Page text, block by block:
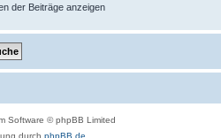
der Beiträge anzeigen
Software © phpBB Limited
durch phpBB.de